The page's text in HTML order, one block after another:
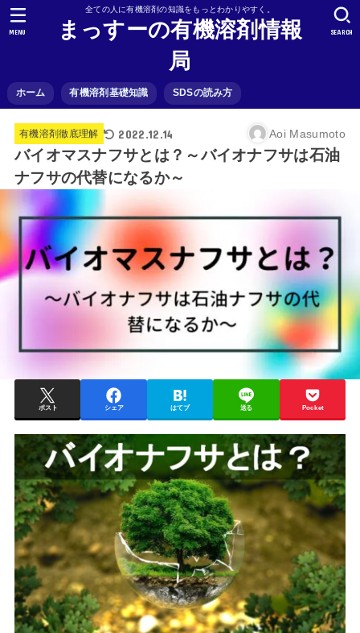
全ての人に有機溶剤の知識をもっとわかりやすく。
まっすーの有機溶剤情報
局
ホーム 有機溶剤基礎知識 SDSの読み方
SEARCH
MENU
有機溶剤徹底理解 2022.12.14 Aoi Masumoto
バイオマスナフサとは？～バイオナフサは石油
ナフサの代替になるか～
ポスト シェア はてブ 送る Pocket